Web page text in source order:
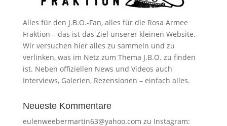
Alles für den J.B.O.-Fan, alles für die Rosa Armee
Fraktion – das ist das Ziel unserer kleinen Website.
Wir versuchen hier alles zu sammeln und zu
verlinken, was im Netz zum Thema J.B.O. zu finden
ist. Neben offiziellen News und Videos auch
Interviews, Galerien, Rezensionen – einfach alles.
Neueste Kommentare
eulenweebermartin63@yahoo.com zu Instagram: